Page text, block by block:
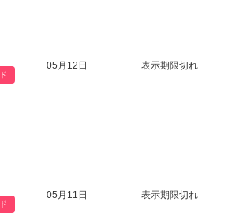
05月12日 表示期限切れ
05月11日 表示期限切れ